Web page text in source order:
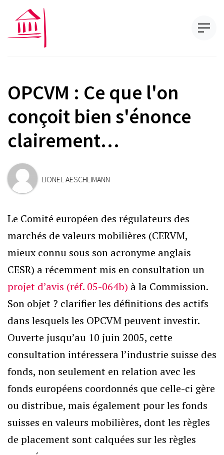
OPCVM : Ce que l'on
conçoit bien s'énonce
clairement…
LIONEL AESCHLIMANN
Le Comité européen des régulateurs des
marchés de valeurs mobilières (CERVM,
mieux connu sous son acronyme anglais
CESR) a récemment mis en consultation un
projet d’avis (réf. 05-064b) à la Commission.
Son objet ? clarifier les définitions des actifs
dans lesquels les OPCVM peuvent investir.
Ouverte jusqu’au 10 juin 2005, cette
consultation intéressera l’industrie suisse des
fonds, non seulement en relation avec les
fonds européens coordonnés que celle-ci gère
ou distribue, mais également pour les fonds
suisses en valeurs mobilières, dont les règles
de placement sont calquées sur les règles